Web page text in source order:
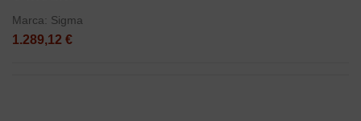
Marca: Sigma
1.289,12 €